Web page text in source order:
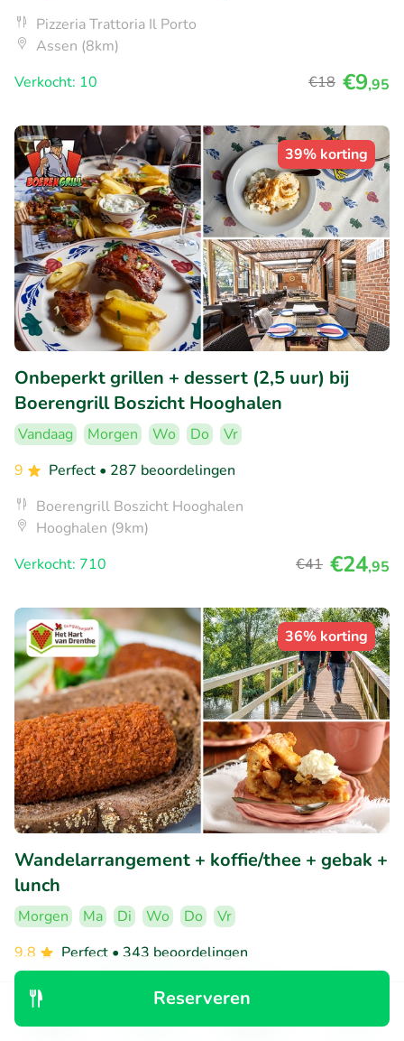
Reserveren
Pizzeria Trattoria Il Porto
Assen (8km)
Verkocht: 10
€18 €9,95
39% korting
Onbeperkt grillen + dessert (2,5 uur) bij
Boerengrill Boszicht Hooghalen
Vandaag Morgen Wo Do
Vr
9
Perfect • 287 beoordelingen
Boerengrill Boszicht Hooghalen
Hooghalen (9km)
Verkocht: 710
€41 €24,95
36% korting
Wandelarrangement + koffie/thee + gebak +
lunch
Morgen Ma Di Wo Do
Vr
9.8
Perfect • 343 beoordelingen
Bungalowpark Het Hart van Drenthe
Zwiggelte (11km)